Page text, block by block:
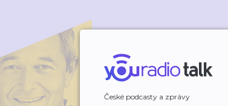
České podcasty a zprávy